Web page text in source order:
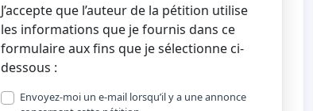
J’accepte que l’auteur de la pétition utilise
les informations que je fournis dans ce
formulaire aux fins que je sélectionne ci-
dessous :
Envoyez-moi un e-mail lorsqu’il y a une annonce